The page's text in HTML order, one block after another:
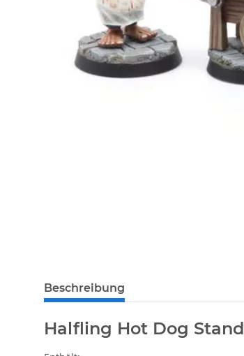
Beschreibung
Halfling Hot Dog Stand